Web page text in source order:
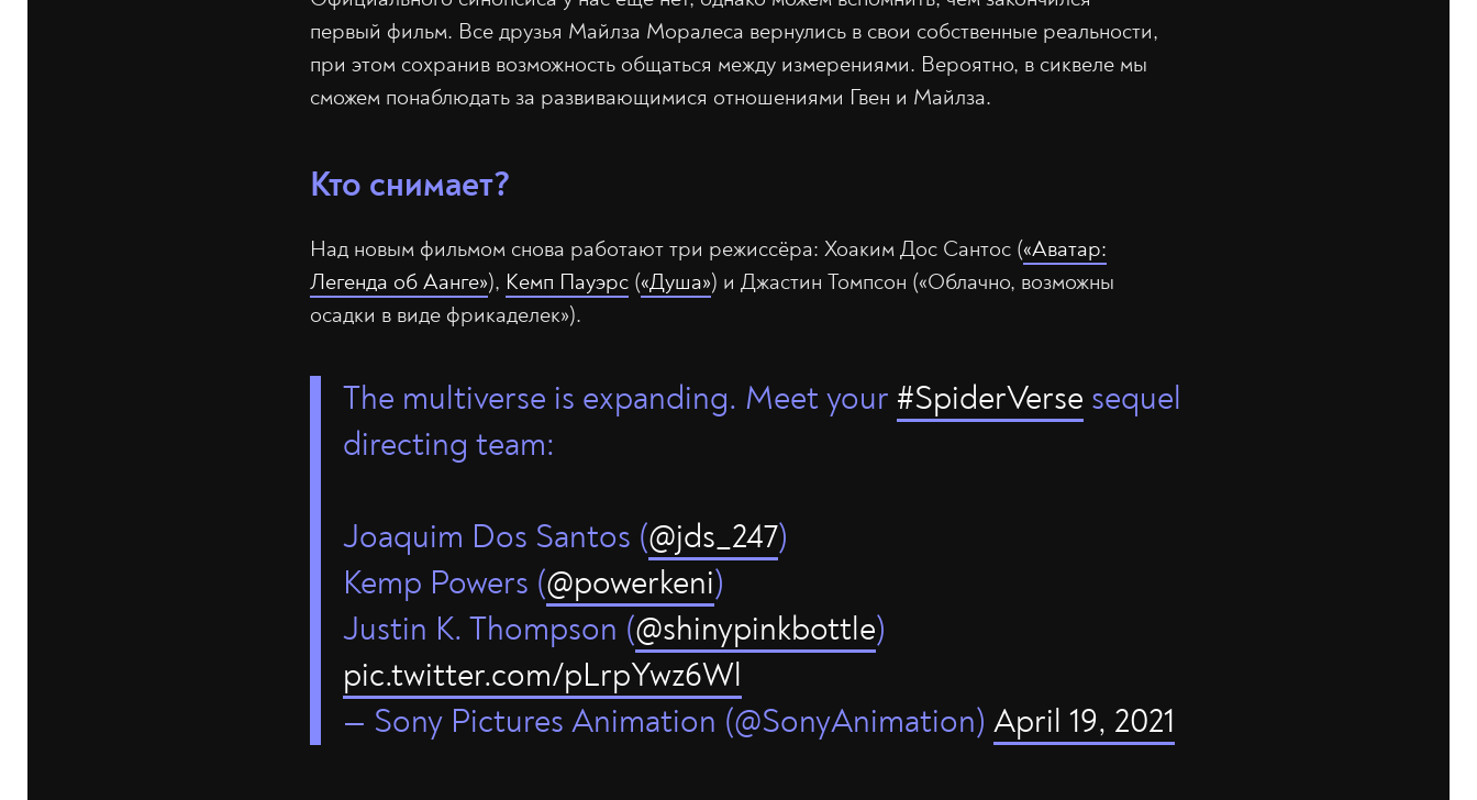
первый фильм. Все друзья Майлза Моралеса вернулись в свои собственные реальности,
при этом сохранив возможность общаться между измерениями. Вероятно, в сиквеле мы
сможем понаблюдать за развивающимися отношениями Гвен и Майлза.
Кто снимает?
Над новым фильмом снова работают три режиссёра: Хоаким Дос Сантос («Аватар:
Легенда об Аанге»), Кемп Пауэрс («Душа») и Джастин Томпсон («Облачно, возможны
осадки в виде фрикаделек»).
The multiverse is expanding. Meet your #SpiderVerse sequel
directing team:
Joaquim Dos Santos (@jds_247)
Kemp Powers (@powerkeni)
Justin K. Thompson (@shinypinkbottle)
pic.twitter.com/pLrpYwz6Wl
— Sony Pictures Animation (@SonyAnimation) April 19, 2021